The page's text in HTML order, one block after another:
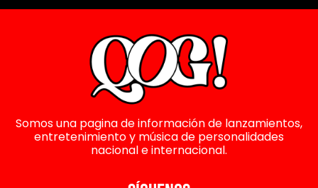
Somos una pagina de información de lanzamientos,
entretenimiento y música de personalidades
nacional e internacional.